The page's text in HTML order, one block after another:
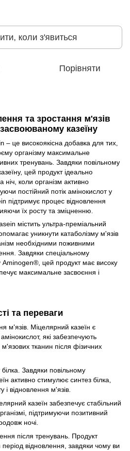
коли з'явиться
Порівняти
та зростання м'язів
казеїну
– це високоякісна добавка для тих,
організму максимальне
тренувань. Завдяки повільному
цей продукт ідеально
коли організм активно
постійний потік амінокислот у
підтримує процес відновлення
їх росту та зміцненню.
містить ультра-преміальний
уникнути катаболізму м'язів
необхідними поживними
Завдяки спеціальному
цей продукт має високу
максимальне засвоєння і
та переваги
м'язів. Міцелярний казеїн є
які забезпечують
тканин після фізичних
Завдяки повільному
активно стимулює синтез білка,
відновлення м'язів.
казеїн забезпечує стабільний
підтримуючи позитивний
ночі.
після тренувань. Продукт
відновлення, завдяки чому ви